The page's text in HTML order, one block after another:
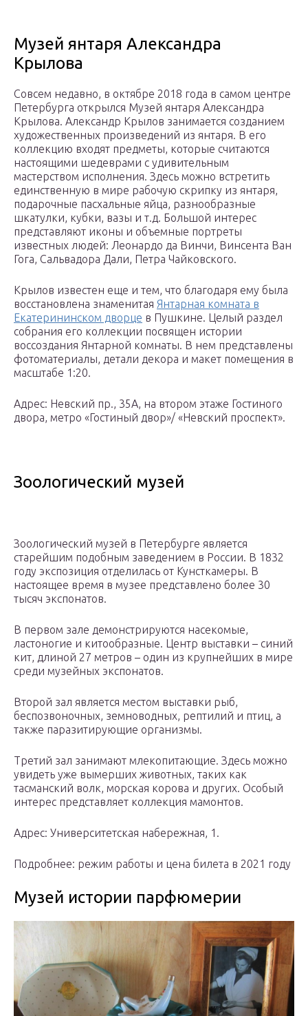
Музей янтаря Александра
Крылова
Совсем недавно, в октябре 2018 года в самом центре
Петербурга открылся Музей янтаря Александра
Крылова. Александр Крылов занимается созданием
художественных произведений из янтаря. В его
коллекцию входят предметы, которые считаются
настоящими шедеврами с удивительным
мастерством исполнения. Здесь можно встретить
единственную в мире рабочую скрипку из янтаря,
подарочные пасхальные яйца, разнообразные
шкатулки, кубки, вазы и т.д. Большой интерес
представляют иконы и объемные портреты
известных людей: Леонардо да Винчи, Винсента Ван
Гога, Сальвадора Дали, Петра Чайковского.
Крылов известен еще и тем, что благодаря ему была
восстановлена знаменитая Янтарная комната в
Екатерининском дворце в Пушкине. Целый раздел
собрания его коллекции посвящен истории
воссоздания Янтарной комнаты. В нем представлены
фотоматериалы, детали декора и макет помещения в
масштабе 1:20.
Адрес: Невский пр., 35А, на втором этаже Гостиного
двора, метро «Гостиный двор»/ «Невский проспект».
Зоологический музей
Зоологический музей в Петербурге является
старейшим подобным заведением в России. В 1832
году экспозиция отделилась от Кунсткамеры. В
настоящее время в музее представлено более 30
тысяч экспонатов.
В первом зале демонстрируются насекомые,
ластоногие и китообразные. Центр выставки – синий
кит, длиной 27 метров – один из крупнейших в мире
среди музейных экспонатов.
Второй зал является местом выставки рыб,
беспозвоночных, земноводных, рептилий и птиц, а
также паразитирующие организмы.
Третий зал занимают млекопитающие. Здесь можно
увидеть уже вымерших животных, таких как
тасманский волк, морская корова и других. Особый
интерес представляет коллекция мамонтов.
Адрес: Университетская набережная, 1.
Подробнее: режим работы и цена билета в 2021 году
Музей истории парфюмерии